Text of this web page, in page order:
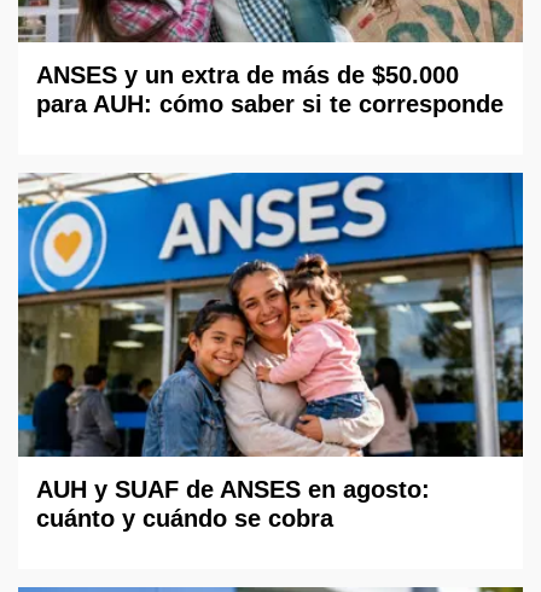
ANSES y un extra de más de $50.000
para AUH: cómo saber si te corresponde
AUH y SUAF de ANSES en agosto:
cuánto y cuándo se cobra